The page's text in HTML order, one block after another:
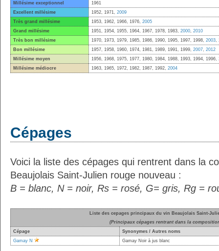
Millésime exceptionnel
1961
Excellent millésime
1952, 1971, 2009
Très grand millésime
1953, 1962, 1966, 1976, 2005
Grand millésime
1951, 1954, 1955, 1964, 1967, 1978, 1983, 2000, 2010
Très bon millésime
1970, 1973, 1979, 1985, 1986, 1990, 1995, 1997, 1998, 2003,
Bon millésime
1957, 1958, 1960, 1974, 1981, 1989, 1991, 1999, 2007, 2012
Millésime moyen
1956, 1968, 1975, 1977, 1980, 1984, 1988, 1993, 1994, 1996,
Millésime médiocre
1963, 1965, 1972, 1982, 1987, 1992, 2004
Cépages
Voici la liste des cépages qui rentrent dans la
Beaujolais Saint-Julien rouge nouveau :
B = blanc, N = noir, Rs = rosé, G= gris, Rg =
Liste des cepages principaux du vin Beaujolais Saint-
(Principaux cépages rentrant dans la
Cépage
Synonymes / Autres noms
Gamay N
Gamay Noir à jus blanc